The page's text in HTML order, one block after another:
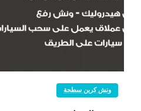
ونش كرين سطحة